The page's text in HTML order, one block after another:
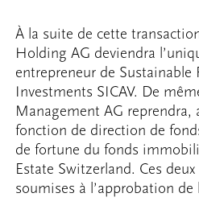
À la suite de cette
Holding AG deviendra
entrepreneur de Sustainable
Investments SICAV. De
Management AG reprendra,
fonction de direction de
de fortune du fonds
Estate Switzerland. Ces
soumises à l’approbation